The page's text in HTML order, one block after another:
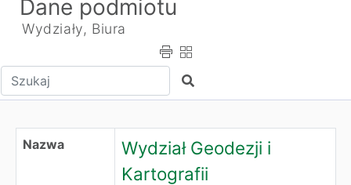
Dane podmiotu
Wydziały, Biura
Wpisz tekst do wyszukania Szukaj
Wydział Geodezji i Kartografii
Nazwa
Wydział Geodezji i
Kartografii